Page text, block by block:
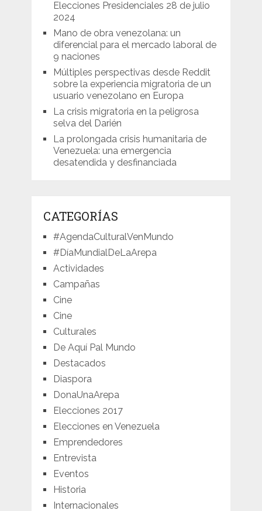
Elecciones Presidenciales 28 de julio
2024
Mano de obra venezolana: un
diferencial para el mercado laboral de
9 naciones
Múltiples perspectivas desde Reddit
sobre la experiencia migratoria de un
usuario venezolano en Europa
La crisis migratoria en la peligrosa
selva del Darién
La prolongada crisis humanitaria de
Venezuela: una emergencia
desatendida y desfinanciada
CATEGORÍAS
#AgendaCulturalVenMundo
#DíaMundialDeLaArepa
Actividades
Campañas
Cine
Cine
Culturales
De Aquí Pal Mundo
Destacados
Diaspora
DonaUnaArepa
Elecciones 2017
Elecciones en Venezuela
Emprendedores
Entrevista
Eventos
Historia
Internacionales